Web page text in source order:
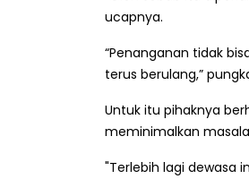
ucapnya.
“Penanganan tidak
terus berulang,”
Untuk itu pihaknya
meminimalkan
"Terlebih lagi dewasa